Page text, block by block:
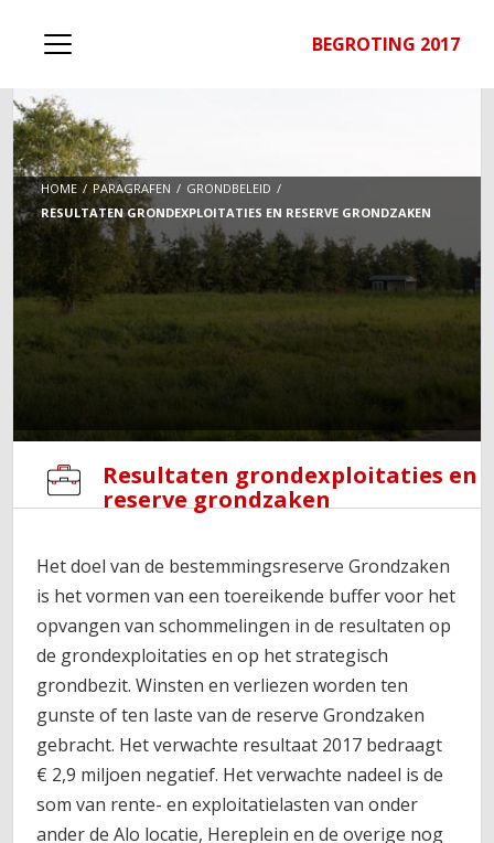
BEGROTING 2017
HOME PARAGRAFEN
GRONDBELEID
RESULTATEN GRONDEXPLOITATIES EN RESERVE GRONDZAKEN
Resultaten grondexploitaties en
reserve grondzaken
Het doel van de bestemmingsreserve Grondzaken
is het vormen van een toereikende buffer voor het
opvangen van schommelingen in de resultaten op
de grondexploitaties en op het strategisch
grondbezit. Winsten en verliezen worden ten
gunste of ten laste van de reserve Grondzaken
gebracht. Het verwachte resultaat 2017 bedraagt
€ 2,9 miljoen negatief. Het verwachte nadeel is de
som van rente- en exploitatielasten van onder
ander de Alo locatie, Hereplein en de overige nog